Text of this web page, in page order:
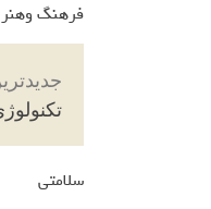
فرهنگ وهنر
جدیدترین اخبار
سلامتی